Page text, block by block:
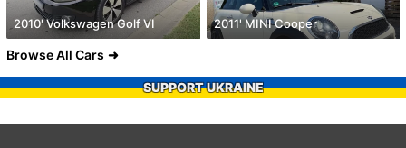
2010' Volkswagen Golf VI 2011' MINI Cooper
Browse All Cars
SUPPORT UKRAINE